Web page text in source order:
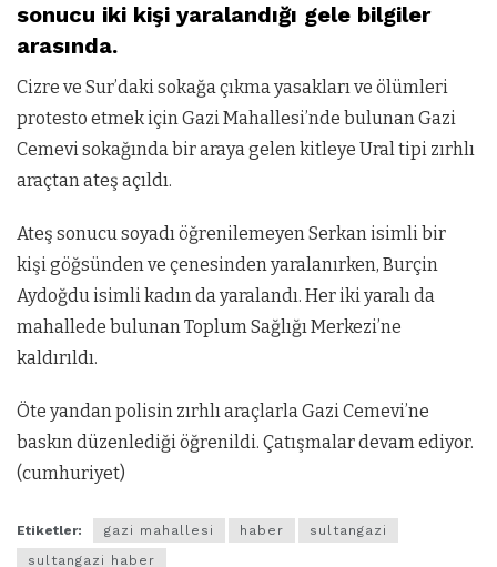
sonucu iki kişi yaralandığı gele bilgiler
arasında.
Cizre ve Sur’daki sokağa çıkma yasakları ve ölümleri
protesto etmek için Gazi Mahallesi’nde bulunan Gazi
Cemevi sokağında bir araya gelen kitleye Ural tipi zırhlı
araçtan ateş açıldı.
Ateş sonucu soyadı öğrenilemeyen Serkan isimli bir
kişi göğsünden ve çenesinden yaralanırken, Burçin
Aydoğdu isimli kadın da yaralandı. Her iki yaralı da
mahallede bulunan Toplum Sağlığı Merkezi’ne
kaldırıldı.
Öte yandan polisin zırhlı araçlarla Gazi Cemevi’ne
baskın düzenlediği öğrenildi. Çatışmalar devam ediyor.
(cumhuriyet)
Etiketler: gazi mahallesi haber
sultangazi
sultangazi haber